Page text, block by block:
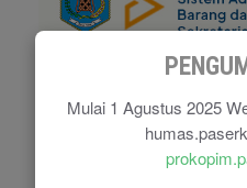
Mulai 1 Agustus 2025